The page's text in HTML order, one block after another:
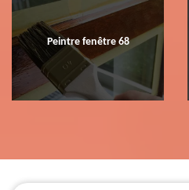
Peintre fenêtre 68